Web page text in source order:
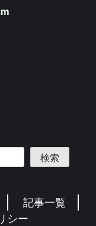
検索
記事一覧
シー